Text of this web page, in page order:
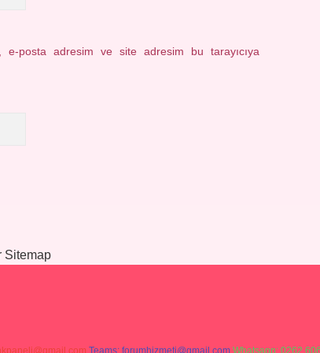
e-posta adresim ve site adresim bu tarayıcıya
Sitemap
Teams: forumhizmeti@gmail.com Whatsapp: 0262